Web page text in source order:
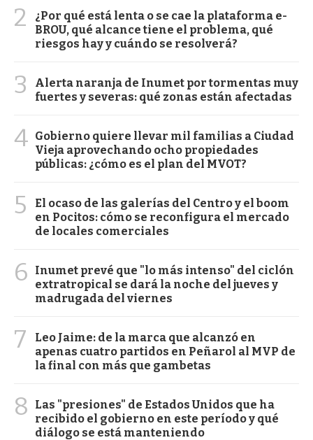
2
¿Por qué está lenta o se cae la plataforma e-
BROU, qué alcance tiene el problema, qué
riesgos hay y cuándo se resolverá?
3
Alerta naranja de Inumet por tormentas muy
fuertes y severas: qué zonas están afectadas
4 Gobierno quiere llevar mil familias a Ciudad
Vieja aprovechando ocho propiedades
públicas: ¿cómo es el plan del MVOT?
5
El ocaso de las galerías del Centro y el boom
en Pocitos: cómo se reconfigura el mercado
de locales comerciales
6
Inumet prevé que "lo más intenso" del ciclón
extratropical se dará la noche del jueves y
madrugada del viernes
7
Leo Jaime: de la marca que alcanzó en
apenas cuatro partidos en Peñarol al MVP de
la final con más que gambetas
8
Las "presiones" de Estados Unidos que ha
recibido el gobierno en este período y qué
diálogo se está manteniendo